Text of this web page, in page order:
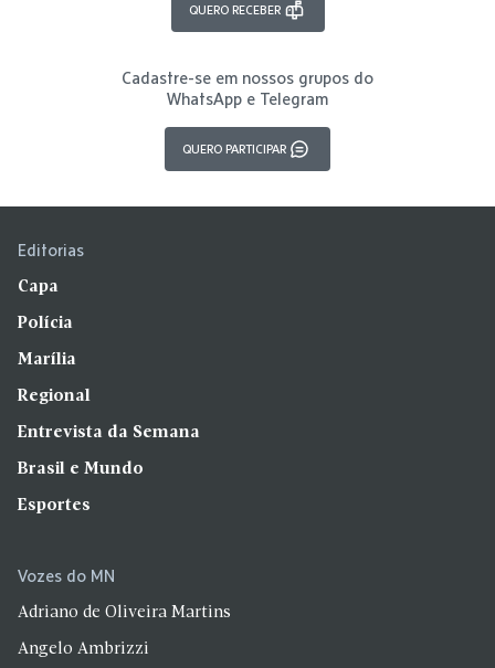
QUERO RECEBER
Cadastre-se em nossos grupos do
WhatsApp e Telegram
QUERO PARTICIPAR
Editorias
Capa
Polícia
Marília
Regional
Entrevista da Semana
Brasil e Mundo
Esportes
Vozes do MN
Adriano de Oliveira Martins
Angelo Ambrizzi